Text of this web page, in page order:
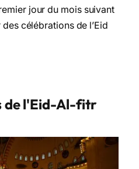
jour du mois suivant
célébrations de l’Eid
de l'Eid-Al-fitr